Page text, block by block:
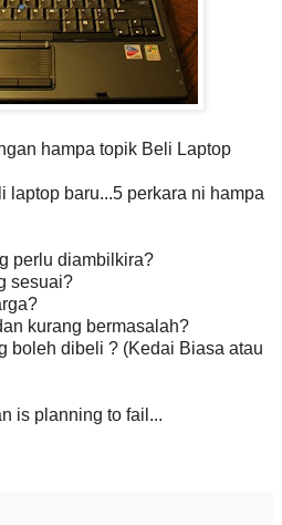
hampa topik Beli Laptop
laptop baru...5 perkara ni hampa
perlu diambilkira?
sesuai?
kurang bermasalah?
boleh dibeli ? (Kedai Biasa atau
is planning to fail...